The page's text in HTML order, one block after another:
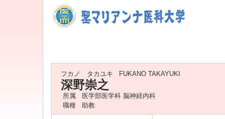
フカノ タカユキ FUKANO TAKAYUKI
深野崇之
所属
医学部医学科 脳神経内科
職種
助教